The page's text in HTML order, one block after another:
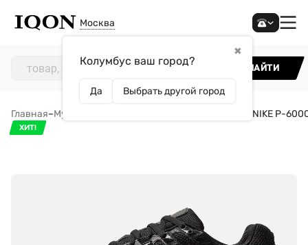
Москва
✖
Колумбус ваш город?
Да Выбрать другой город
НАЙТИ
Главная–Мужчинам Кроссовки NIKE P-
ХИТ!